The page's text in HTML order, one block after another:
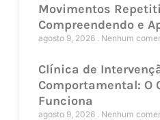
Movimentos
Compreendendo e
agosto 9, 2026 Nenhum
Clínica de
Comportamental: O
Funciona
agosto 9, 2026 Nenhum